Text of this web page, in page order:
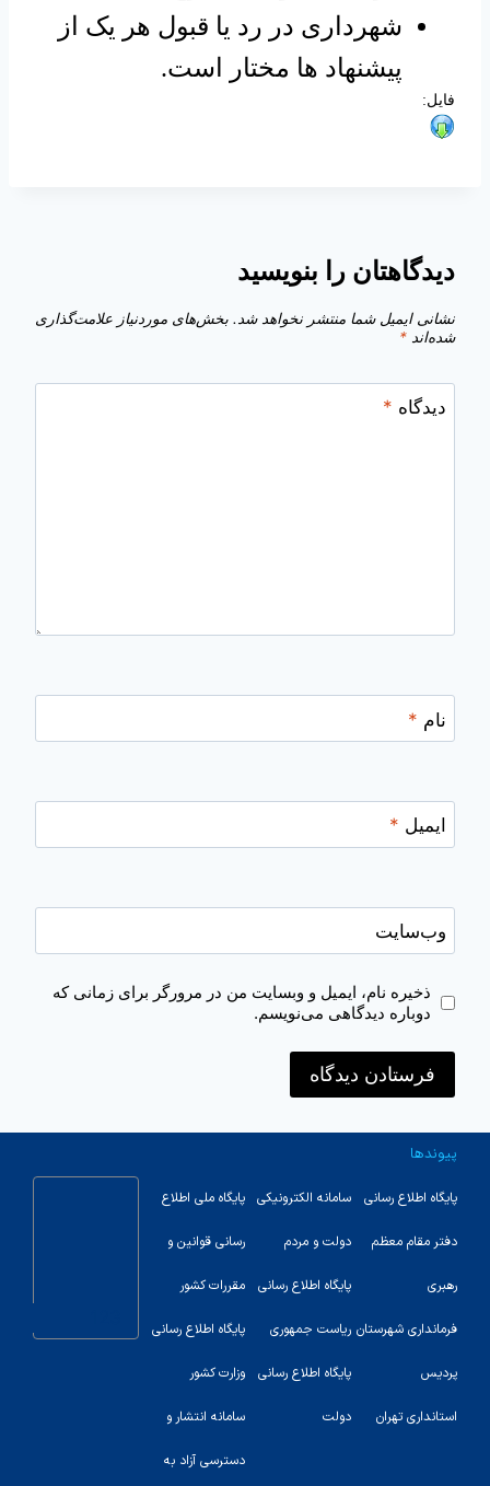
شهرداری در رد یا قبول هر یک از
پیشنهاد ها مختار است.
فایل:
دیدگاهتان را بنویسید
نشانی ایمیل شما منتشر نخواهد شد. بخش‌های موردنیاز علامت‌گذاری
شده‌اند *
دیدگاه *
نام *
ایمیل *
وب‌سایت
ذخیره نام، ایمیل و وبسایت من در مرورگر برای زمانی که
دوباره دیدگاهی می‌نویسم.
پیوندها
پایگاه اطلاع رسانی
دفتر مقام معظم
رهبری
فرمانداری شهرستان
پردیس
استانداری تهران
سامانه الکترونیکی
دولت و مردم
پایگاه اطلاع رسانی
ریاست جمهوری
پایگاه اطلاع رسانی
دولت
پایگاه ملی اطلاع
رسانی قوانین و
مقررات کشور
پایگاه اطلاع رسانی
وزارت کشور
سامانه انتشار و
دسترسی آزاد به